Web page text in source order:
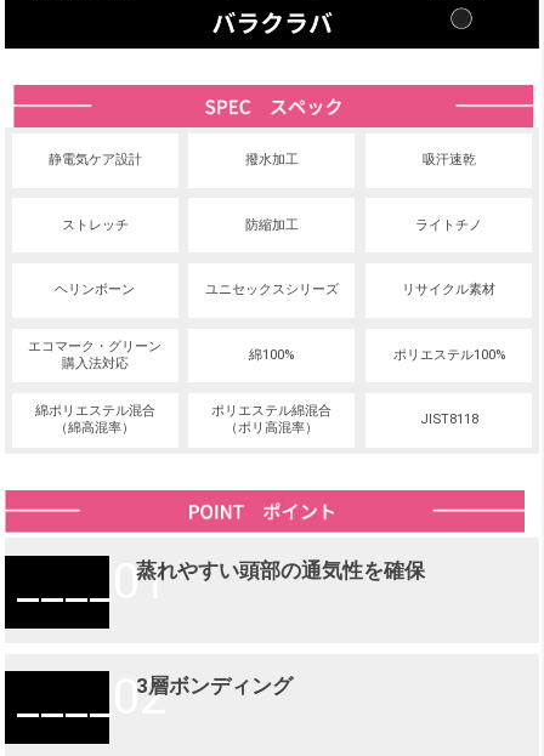
静電気ケア設計 撥水加工 吸汗速乾
ストレッチ 防縮加工 ライトチノ
ヘリンボーン ユニセックスシリーズ リサイクル素材
エコマーク・グリーン
購入法対応
綿100% ポリエステル100%
綿ポリエステル混合
（綿高混率）
ポリエステル綿混合
（ポリ高混率）
JIST8118
01
蒸れやすい頭部の通気性を確保
02
3層ボンディング